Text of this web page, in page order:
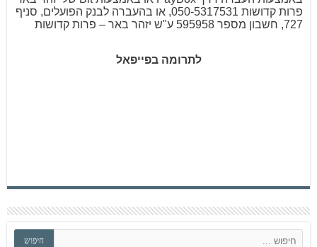
פרות קדושות 050-5317531, או בהעברה לבנק הפועלים, סניף
727, חשבון מספר 595958 ע"ש יזהר באר – פרות קדושות
לתרומה בפייפאל
חיפוש